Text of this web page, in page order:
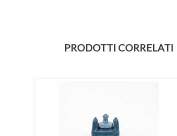
PRODOTTI CORRELATI